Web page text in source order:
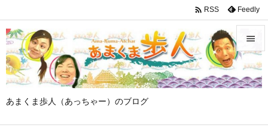
あまくま歩人（あっちゃー）のブログ


メニュ

 RSS Feedly